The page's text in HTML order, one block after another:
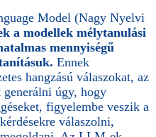
Model (Nagy Nyelvi
a modellek mélytanulási
mennyiségű
Ennek
hangzású válaszokat, az
generálni úgy, hogy
figyelembe veszik a
válaszolni,